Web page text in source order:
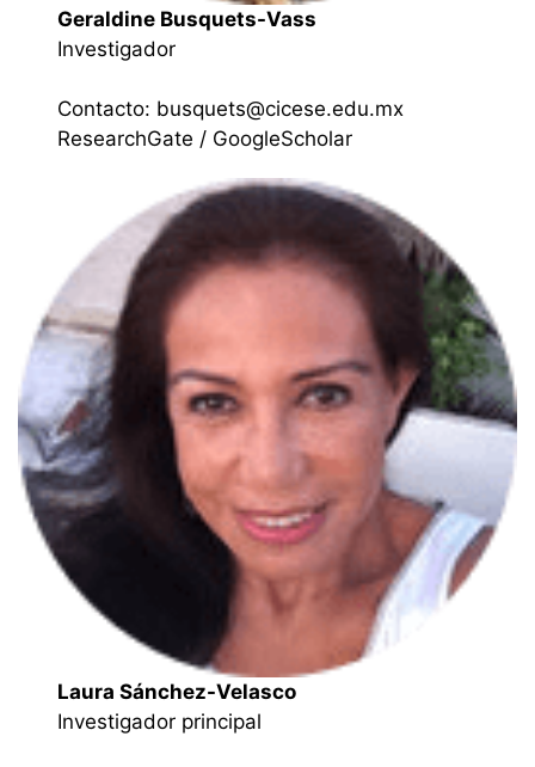
Geraldine Busquets-Vass
Investigador
Contacto: busquets@cicese.edu.mx
ResearchGate / GoogleScholar
Laura Sánchez-Velasco
Investigador principal